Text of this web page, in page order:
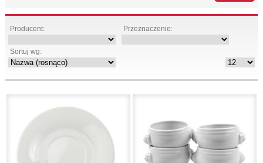
Producent: Przeznaczenie:
Sortuj wg: